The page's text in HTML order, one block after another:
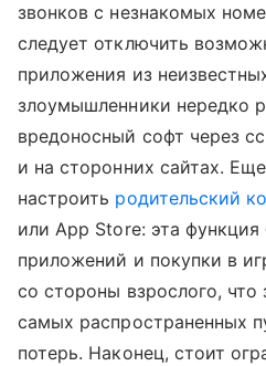
звонков с незнакомых
следует отключить
приложения из
злоумышленники нередко
вредоносный софт через
и на сторонних сайтах.
настроить родительский
или App Store: эта
приложений и покупки в
со стороны взрослого, что
самых распространенных
потерь. Наконец, стоит